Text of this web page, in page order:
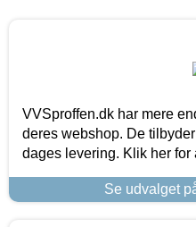
VVSproffen.dk har mere
deres webshop. De
dages levering. Klik her for
Se udvalget